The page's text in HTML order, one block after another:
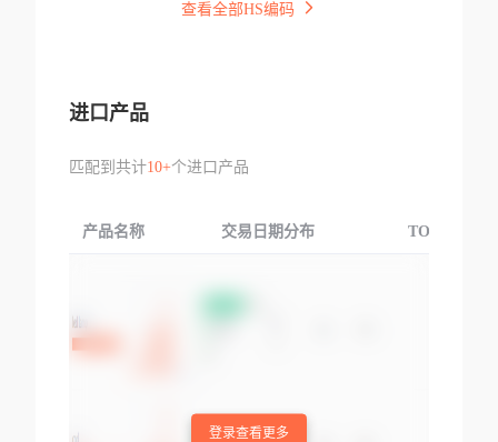
查看全部HS编码
进口产品
匹配到共计10+个进口产品
产品名称 交易日期分布 TOP3交易国
登录查看更多